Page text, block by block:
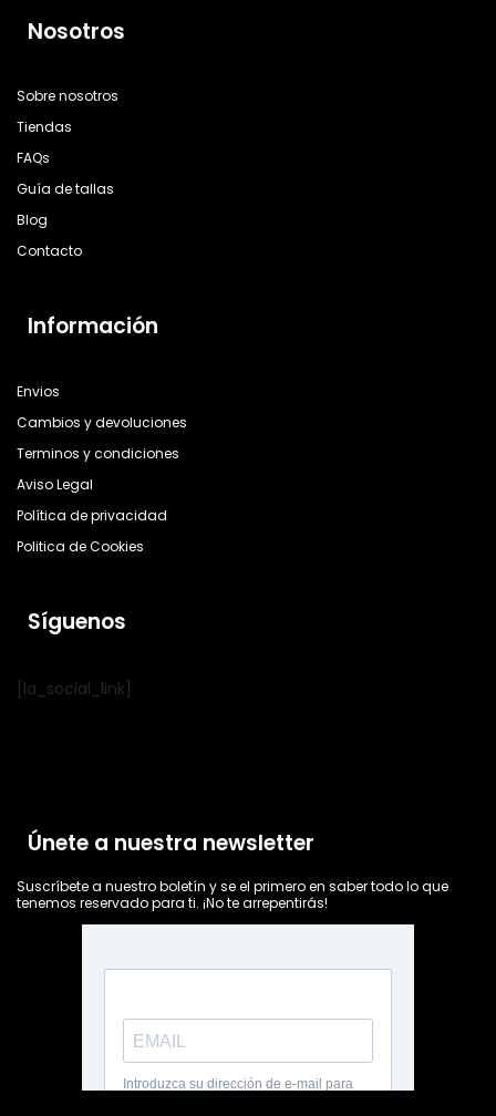
Nosotros
Sobre nosotros
Tiendas
FAQs
Guía de tallas
Blog
Contacto
Información
Envios
Cambios y devoluciones
Terminos y condiciones
Aviso Legal
Política de privacidad
Politica de Cookies
Síguenos
[la_social_link]
Únete a nuestra newsletter
Suscríbete a nuestro boletín y se el primero en saber todo lo que
tenemos reservado para ti. ¡No te arrepentirás!